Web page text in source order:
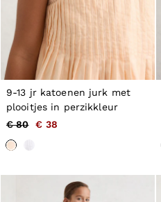
9-13 jr katoenen jurk met
plooitjes in perzikkleur
€ 80
€ 38